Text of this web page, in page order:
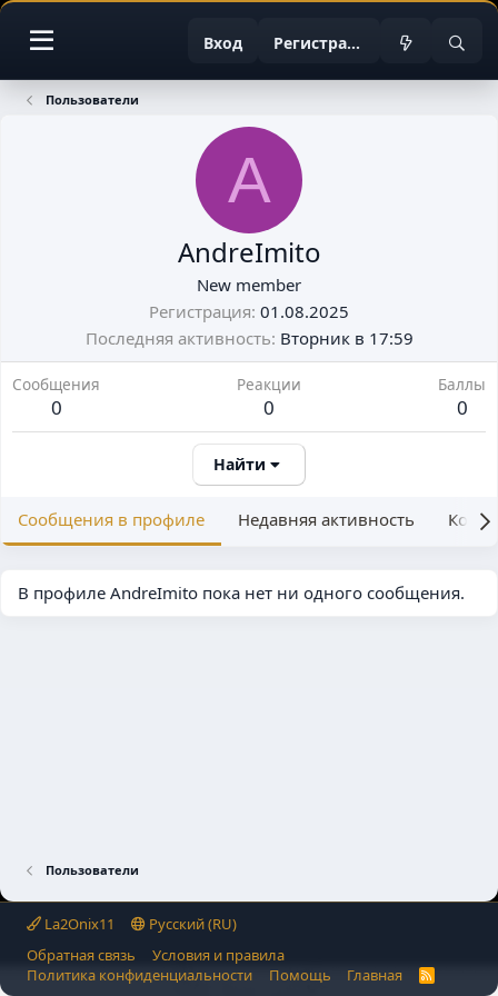
Вход Регистрация
Пользователи
A
AndreImito
New member
Регистрация 01.08.2025
Последняя активность Вторник в 17:59
Сообщения
0
Реакции
0
Баллы
0
Найти
Сообщения в профиле Недавняя активность
В профиле AndreImito пока нет ни одного сообщения.
Пользователи
La2Onix11
Русский (RU)
Обратная связь
Условия и правила
Политика конфиденциальности
Помощь Главная
R